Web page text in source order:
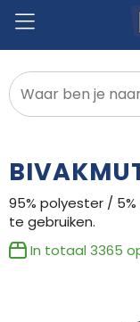
Badtextiel en
Broeken en
Dekens,
95% polyester /
te gebruiken.
In totaal 3365